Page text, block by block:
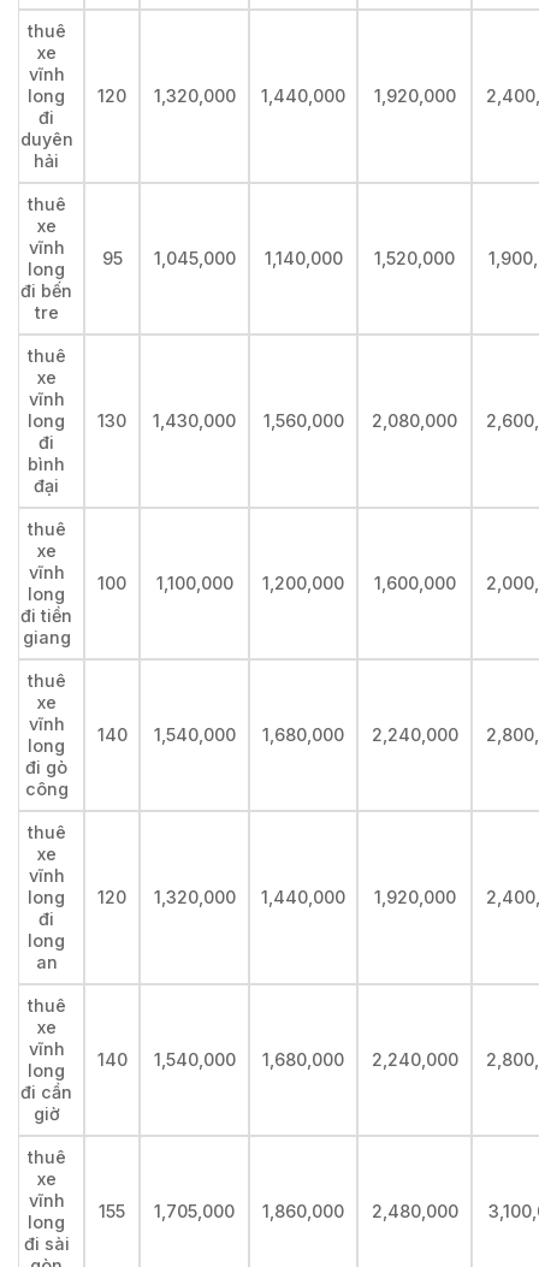
thuê
xe
vĩnh
long
đi
duyên
hải
120 1,320,000 1,440,000 1,920,000
thuê
xe
vĩnh
long
đi bến
tre
95 1,045,000 1,140,000 1,520,000
thuê
xe
vĩnh
long
đi
bình
đại
130 1,430,000 1,560,000 2,080,000
thuê
xe
vĩnh
long
đi tiền
giang
100 1,100,000 1,200,000 1,600,000
thuê
xe
vĩnh
long
đi gò
công
140 1,540,000 1,680,000 2,240,000
thuê
xe
vĩnh
long
đi
long
an
120 1,320,000 1,440,000 1,920,000
thuê
xe
vĩnh
long
đi cần
giờ
140 1,540,000 1,680,000 2,240,000
thuê
xe
vĩnh
long
đi sài
155 1,705,000 1,860,000 2,480,000